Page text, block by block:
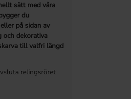
sätt med våra
du
på sidan av
och dekorativa
till valfri längd
relingsröret